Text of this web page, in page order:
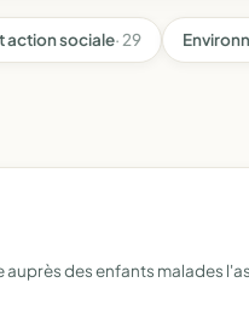
action sociale· 29
des enfants malades